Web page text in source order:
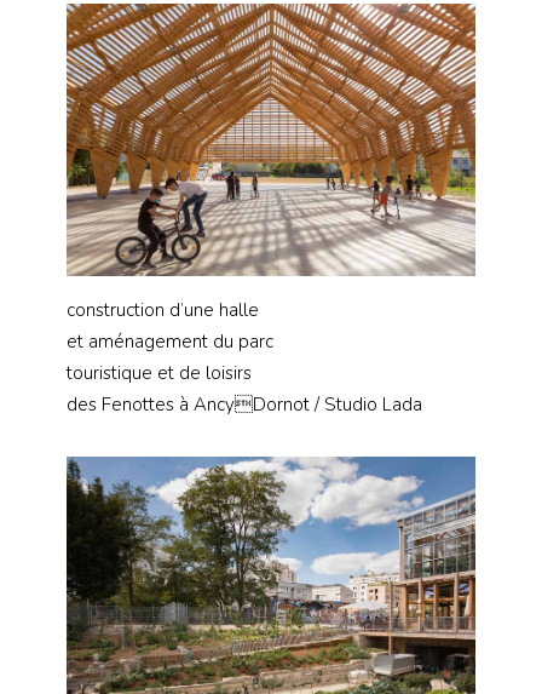
construction d’une halle
et aménagement du parc
touristique et de loisirs
des Fenottes à AncyDornot / Studio Lada